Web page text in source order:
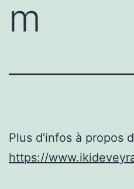
m
Plus d’infos à propos
https://